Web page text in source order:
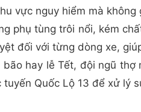
vực nguy hiểm mà
tùng trôi nổi, kém
đối với từng dòng xe,
hay lễ Tết, đội ngũ
Quốc Lộ 13 để xử lý